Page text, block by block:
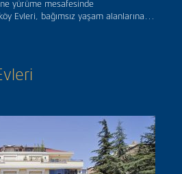
yürüme mesafesinde
Evleri, bağımsız yaşam alanlarına…